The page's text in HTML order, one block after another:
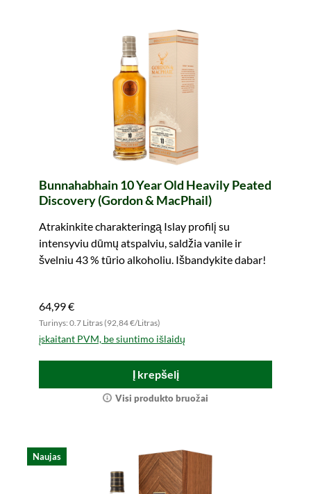
Bunnahabhain 10 Year Old Heavily Peated
Discovery (Gordon & MacPhail)
Atrakinkite charakteringą Islay profilį su
intensyviu dūmų atspalviu, saldžia vanile ir
švelniu 43 % tūrio alkoholiu. Išbandykite dabar!
64,99 €
Turinys: 0.7 Litras (92,84 €/Litras)
įskaitant PVM, be siuntimo išlaidų
Į krepšelį
Visi produkto bruožai
Naujas